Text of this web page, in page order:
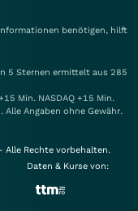
benötigen, hilft
5 Sternen ermittelt aus 285
Min. NASDAQ +15 Min.
Alle Angaben ohne Gewähr.
Rechte vorbehalten.
Daten & Kurse von: